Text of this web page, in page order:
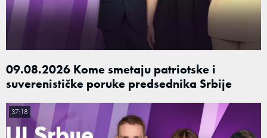
09.08.2026 Kome smetaju patriotske i
suverenističke poruke predsednika Srbije
37:18